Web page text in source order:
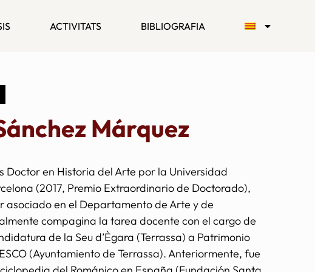
ACTIVITATS BIBLIOGRAFIA
Márquez
Doctor en Historia del Arte por la Universidad
(2017, Premio Extraordinario de Doctorado),
asociado en el Departamento de Arte y de
compagina la tarea docente con el cargo de
de la Seu d’Ègara (Terrassa) a Patrimonio
(Ayuntamiento de Terrassa). Anteriormente, fue